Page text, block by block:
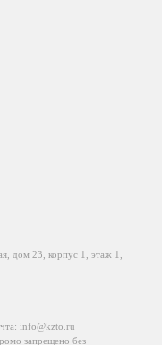
дом 23, корпус 1, этаж 1,
info@kzto.ru
запрещено без